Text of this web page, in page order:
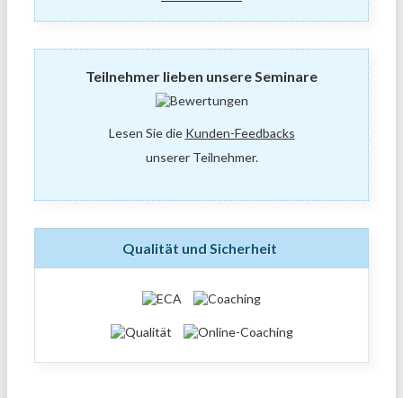
Teilnehmer lieben unsere Seminare
Lesen Sie die Kunden-Feedbacks
unserer Teilnehmer.
Qualität und Sicherheit